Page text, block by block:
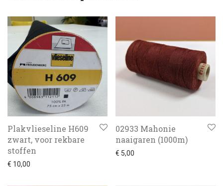
Plakvlieseline H609
zwart, voor rekbare
stoffen
€ 10,00
02933 Mahonie
naaigaren (1000m)
€ 5,00